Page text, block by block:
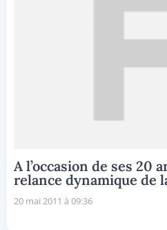
A l’occasion de ses 20
relance dynamique de
20 mai 2011 à 09:36